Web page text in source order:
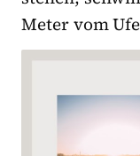
Meter vom